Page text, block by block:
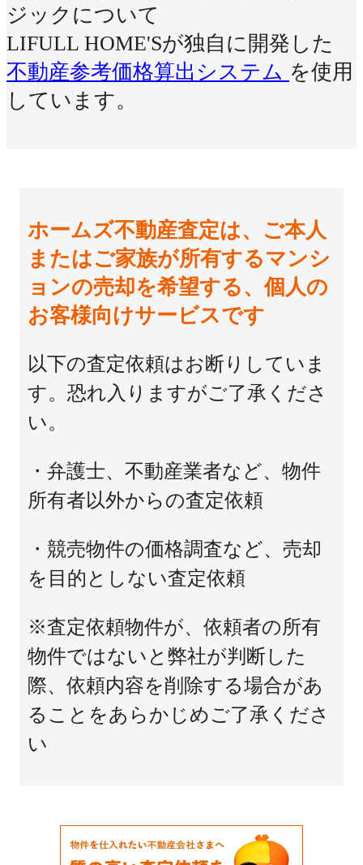
ジックについて
LIFULL HOME'Sが独自に開発した
不動産参考価格算出システム を使用
しています。
ホームズ不動産査定は、ご本人
またはご家族が所有するマンシ
ョンの売却を希望する、個人の
お客様向けサービスです
以下の査定依頼はお断りしていま
す。恐れ入りますがご了承くださ
い。
・弁護士、不動産業者など、物件
所有者以外からの査定依頼
・競売物件の価格調査など、売却
を目的としない査定依頼
※査定依頼物件が、依頼者の所有
物件ではないと弊社が判断した
際、依頼内容を削除する場合があ
ることをあらかじめご了承くださ
い